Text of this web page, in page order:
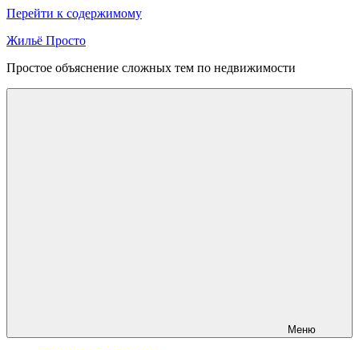
Перейти к содержимому
Жильё Просто
Простое объяснение сложных тем по недвижимости
Меню